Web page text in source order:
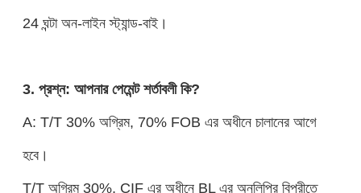
24 ঘন্টা অন-লাইন স্ট্যান্ড-বাই।
3. প্রশ্ন: আপনার পেমেন্ট শর্তাবলী কি?
A: T/T 30% অগ্রিম, 70% FOB এর অধীনে চালানের আগে
হবে।
T/T অগ্রিম 30%, CIF এর অধীনে BL এর অনুলিপির বিপরীতে